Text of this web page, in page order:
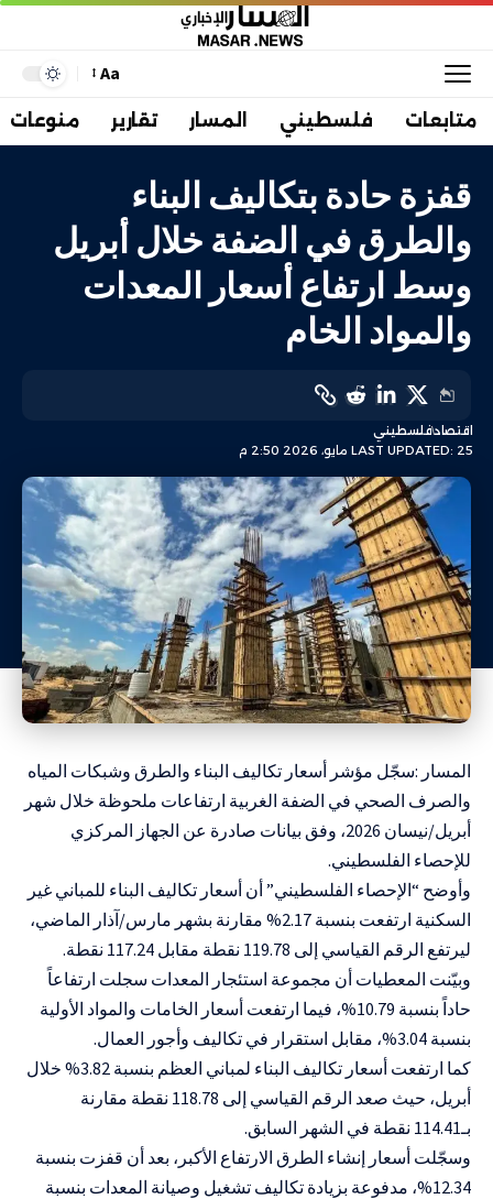
Aa
متابعات فلسطيني المسار تقارير منوعات
قفزة حادة بتكاليف البناء
والطرق في الضفة خلال أبريل
وسط ارتفاع أسعار المعدات
والمواد الخام
LAST UPDATED: 25 مايو، 2026 2:50 م
اقتصادفلسطيني
المسار :سجّل مؤشر أسعار تكاليف البناء والطرق وشبكات المياه
والصرف الصحي في الضفة الغربية ارتفاعات ملحوظة خلال شهر
أبريل/نيسان 2026، وفق بيانات صادرة عن الجهاز المركزي
للإحصاء الفلسطيني.
وأوضح “الإحصاء الفلسطيني” أن أسعار تكاليف البناء للمباني غير
السكنية ارتفعت بنسبة 2.17% مقارنة بشهر مارس/آذار الماضي،
ليرتفع الرقم القياسي إلى 119.78 نقطة مقابل 117.24 نقطة.
وبيّنت المعطيات أن مجموعة استئجار المعدات سجلت ارتفاعاً
حاداً بنسبة 10.79%، فيما ارتفعت أسعار الخامات والمواد الأولية
بنسبة 3.04%، مقابل استقرار في تكاليف وأجور العمال.
كما ارتفعت أسعار تكاليف البناء لمباني العظم بنسبة 3.82% خلال
أبريل، حيث صعد الرقم القياسي إلى 118.78 نقطة مقارنة
بـ114.41 نقطة في الشهر السابق.
وسجّلت أسعار إنشاء الطرق الارتفاع الأكبر، بعد أن قفزت بنسبة
12.34%، مدفوعة بزيادة تكاليف تشغيل وصيانة المعدات بنسبة